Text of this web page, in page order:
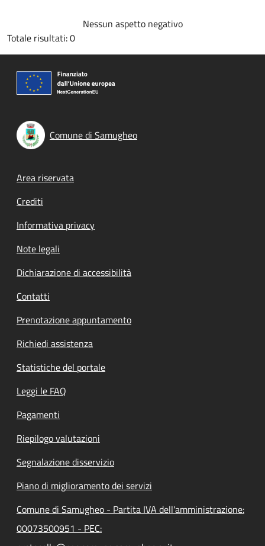
Nessun aspetto negativo
Totale risultati: 0
Comune di Samugheo
Footer menu
Area riservata
Crediti
Informativa privacy
Note legali
Dichiarazione di accessibilità
Contatti
Prenotazione appuntamento
Richiedi assistenza
Statistiche del portale
Leggi le FAQ
Pagamenti
Riepilogo valutazioni
Segnalazione disservizio
Piano di miglioramento dei servizi
Comune di Samugheo - Partita IVA dell'amministrazione:
00073500951 - PEC: